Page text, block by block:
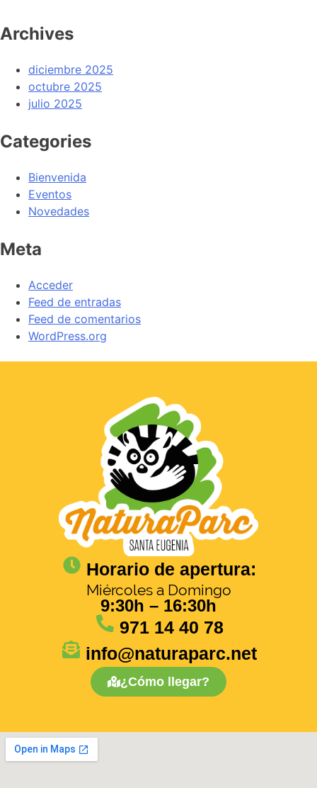
Archives
diciembre 2025
octubre 2025
julio 2025
Categories
Bienvenida
Eventos
Novedades
Meta
Acceder
Feed de entradas
Feed de comentarios
WordPress.org
Horario de apertura:
Miércoles a Domingo
9:30h – 16:30h
971 14 40 78
info@naturaparc.net
¿Cómo llegar?